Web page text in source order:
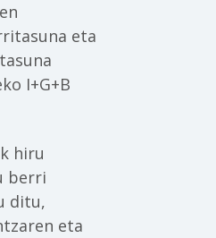
eta
I+G+B
hiru
berri
ditu,
eta